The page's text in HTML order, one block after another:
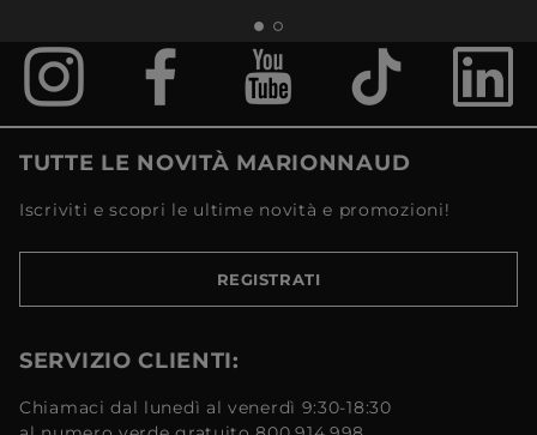
TUTTE LE NOVITÀ MARIONNAUD
Iscriviti e scopri le ultime novità e promozioni!
REGISTRATI
SERVIZIO CLIENTI:
Chiamaci dal lunedì al venerdì 9:30-18:30